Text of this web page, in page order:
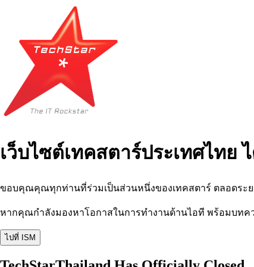
เว็บไซต์เทคสตาร์ประเทศไทย
ขอบคุณคุณทุกท่านที่ร่วมเป็นส่วนหนึ่งของเทคสตาร์ ตลอดระย
หากคุณกำลังมองหาโอกาสในการทำงานด้านไอที พร้อมบทค
ไปที่ ISM